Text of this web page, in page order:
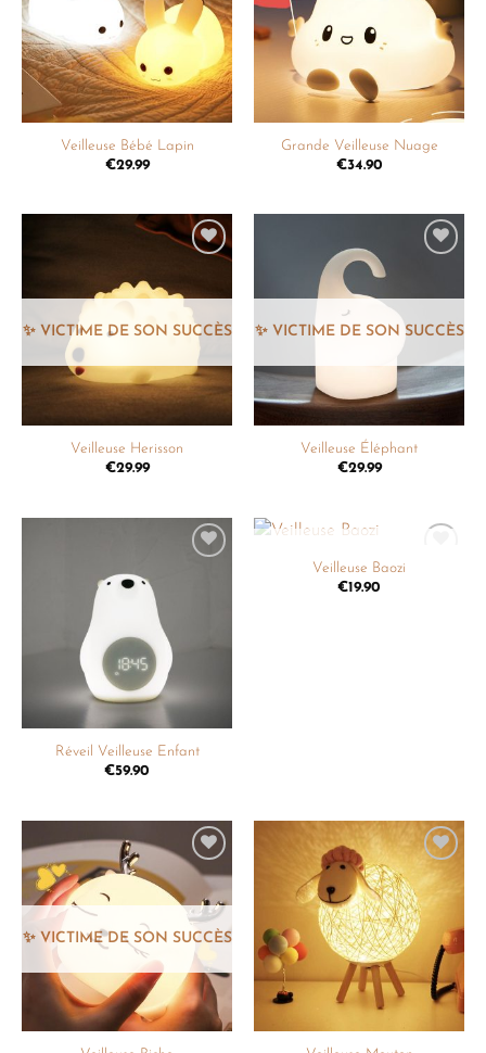
souhaits
Veilleuse Bébé Lapin
€29.99
souhaits
Grande Veilleuse Nuage
€34.90
liste de
Veilleuse Herisson
€29.99
liste de
Veilleuse Éléphant
€29.99
Réveil Veilleuse Enfant
€59.90
Veilleuse Baozi
€19.90
Ajouter
liste de
souhaits
Ajouter
liste de
souhaits